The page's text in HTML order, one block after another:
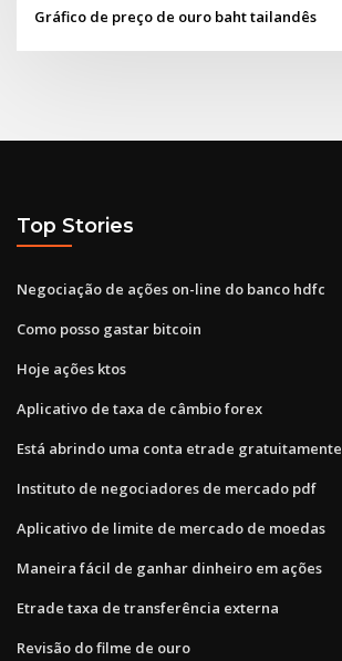
Gráfico de preço de ouro baht tailandês
Top Stories
Negociação de ações on-line do banco hdfc
Como posso gastar bitcoin
Hoje ações ktos
Aplicativo de taxa de câmbio forex
Está abrindo uma conta etrade gratuitamente
Instituto de negociadores de mercado pdf
Aplicativo de limite de mercado de moedas
Maneira fácil de ganhar dinheiro em ações
Etrade taxa de transferência externa
Revisão do filme de ouro